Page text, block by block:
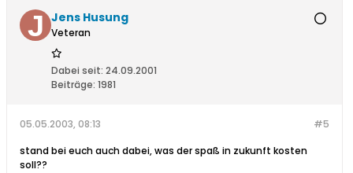
Jens Husung
Veteran
Dabei seit: 24.09.2001
Beiträge: 1981
#5
05.05.2003, 08:13
stand bei euch auch dabei, was der spaß in zukunft kosten
soll??